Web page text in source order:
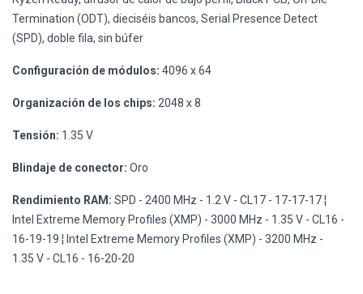
Termination (ODT), dieciséis bancos, Serial Presence Detect
(SPD), doble fila, sin búfer
Configuración de módulos: 4096 x 64
Organización de los chips: 2048 x 8
Tensión: 1.35 V
Blindaje de conector: Oro
Rendimiento RAM: SPD - 2400 MHz - 1.2 V - CL17 - 17-17-17 ¦
Intel Extreme Memory Profiles (XMP) - 3000 MHz - 1.35 V - CL16 -
16-19-19 ¦ Intel Extreme Memory Profiles (XMP) - 3200 MHz -
1.35 V - CL16 - 16-20-20